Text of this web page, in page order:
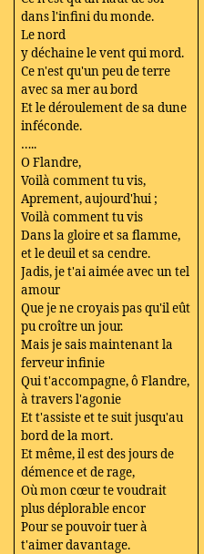
dans l'infini du monde.
Le nord
y déchaine le vent qui mord.
Ce n'est qu'un peu de terre
avec sa mer au bord
Et le déroulement de sa dune
inféconde.
…..
O Flandre,
Voilà comment tu vis,
Aprement, aujourd'hui ;
Voilà comment tu vis
Dans la gloire et sa flamme,
et le deuil et sa cendre.
Jadis, je t'ai aimée avec un tel
amour
Que je ne croyais pas qu'il eût
pu croître un jour.
Mais je sais maintenant la
ferveur infinie
Qui t'accompagne, ô Flandre,
à travers l'agonie
Et t'assiste et te suit jusqu'au
bord de la mort.
Et même, il est des jours de
démence et de rage,
Où mon cœur te voudrait
plus déplorable encor
Pour se pouvoir tuer à
t'aimer davantage.